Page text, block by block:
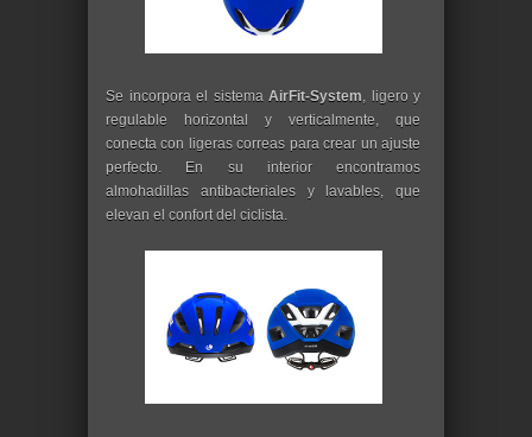
Se incorpora el sistema AirFit-System, ligero y
regulable horizontal y verticalmente, que
conecta con ligeras correas para crear un ajuste
perfecto. En su interior encontramos
almohadillas antibacteriales y lavables, que
elevan el confort del ciclista.